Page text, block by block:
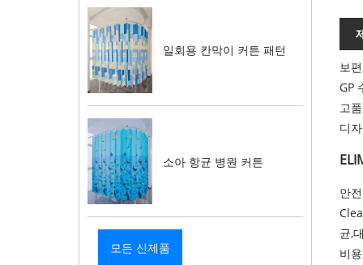
일회용 칸막이 커튼 패턴
소아 항균 병원 커튼
모든 신제품
보
GP
고
디
안
균,
비